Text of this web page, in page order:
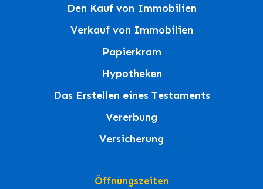
Den Kauf von Immobilien
Verkauf von Immobilien
Papierkram
Hypotheken
Das Erstellen eines Testaments
Vererbung
Versicherung
Öffnungszeiten